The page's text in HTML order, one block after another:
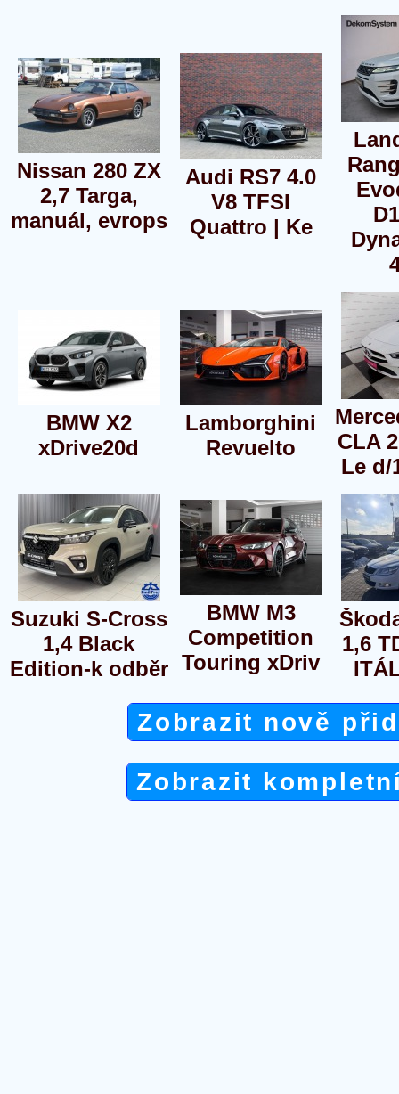
Nissan 280 ZX
2,7 Targa,
manuál, evrops
Audi RS7 4.0
V8 TFSI
Quattro | Ke
BMW X2
xDrive20d
Lamborghini
Revuelto
CLA
Le d/
Suzuki S-Cross
1,4 Black
Edition-k odběr
BMW M3
Competition
Touring xDriv
1,6
Zobrazit nově
Zobrazit